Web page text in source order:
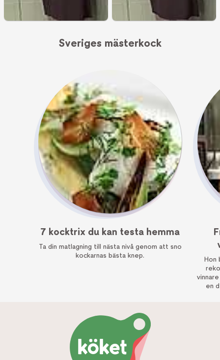
Sveriges mästerkock
7 kocktrix du kan testa hemma
Ta din matlagning till nästa nivå genom att sno
kockarnas bästa knep.
Hon
rekordtid.
en